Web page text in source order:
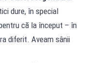
dure, în special
că la început – în
diferit. Aveam sânii